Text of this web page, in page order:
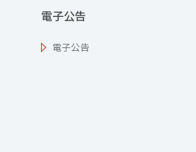
電子公告
電子公告